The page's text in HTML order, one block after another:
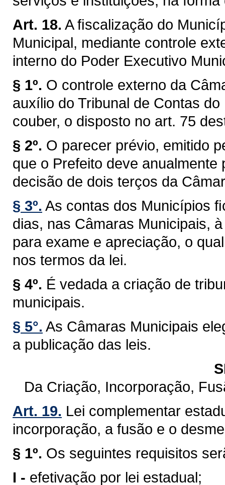
Art. 18. A ﬁscalização do
Municipal, mediante controle
interno do Poder Executivo
§ 1º. O controle externo da
auxílio do Tribunal de Contas
couber, o disposto no art. 75
§ 2º. O parecer prévio, emitido
que o Prefeito deve
decisão de dois terços da
§ 3º. As contas dos Municípios
dias, nas Câmaras Municipais,
para exame e apreciação, o
nos termos da lei.
§ 4º. É vedada a criação de
municipais.
§ 5°. As Câmaras Municipais
a publicação das leis.
Da Criação, Incorporação,
Art. 19. Lei complementar
incorporação, a fusão e o
§ 1º. Os seguintes requisitos
I - efetivação por lei estadual;